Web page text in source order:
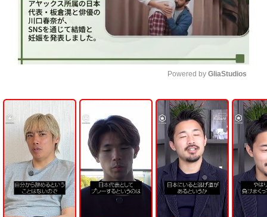
U
n
m
u
t
e
Powered by GliaStudios